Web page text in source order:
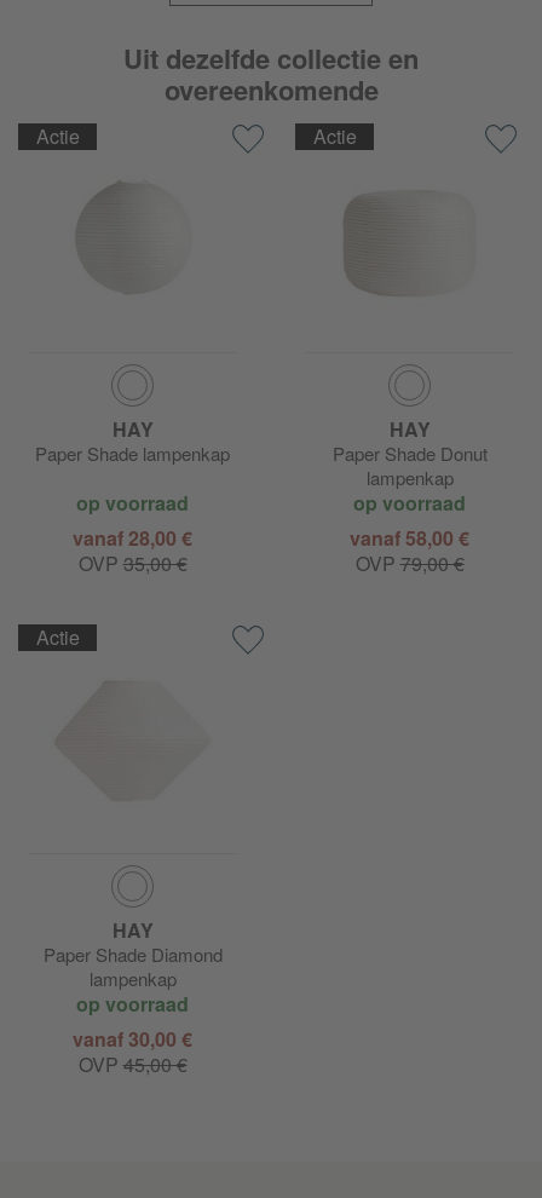
Uit dezelfde collectie en
overeenkomende
Actie
HAY
Paper Shade lampenkap
op voorraad
vanaf 28,00 €
OVP35,00 €
Actie
HAY
Paper Shade Donut
lampenkap
op voorraad
vanaf 58,00 €
OVP79,00 €
Actie
HAY
Paper Shade Diamond
lampenkap
op voorraad
vanaf 30,00 €
OVP45,00 €